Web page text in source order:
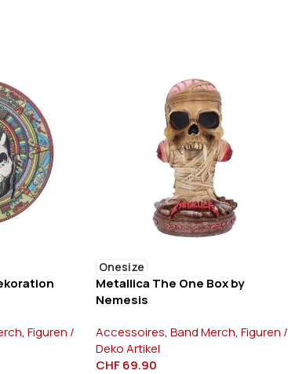
, Figuren /
Onesize
Metallica The One Box by
Nemesis
Accessoires, Band Merch, Figuren /
Deko Artikel
CHF69.90